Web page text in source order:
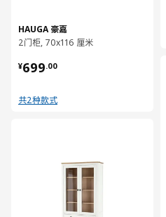
HAUGA 豪嘉
2门柜, 70x116 厘米
¥699.00
¥ 699.00
共2种款式